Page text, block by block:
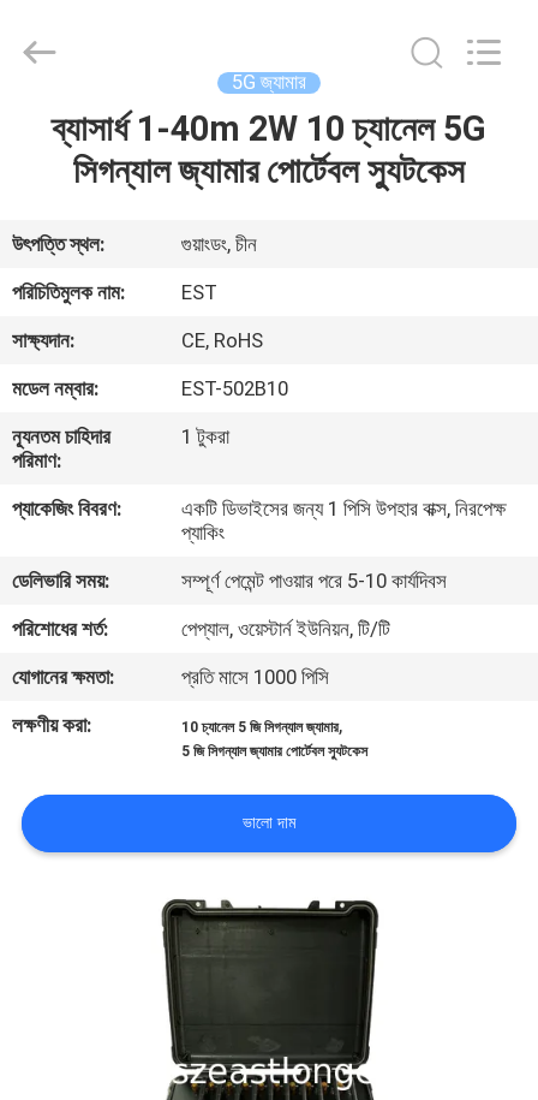
ভিডিও
আমাদের
সম্পর্কে
ভ্রমণ
মান
নিয়ন্ত্রণ
যোগাযোগ
খবর
ELECTRONICS(HK)
CO.,LTD.
5G জ্যামার
ব্যাসার্ধ 1-40m 2W 10 চ্যানেল 5G
সিগন্যাল জ্যামার পোর্টেবল স্যুটকেস
উৎপত্তি স্থল:
গুয়াংডং, চীন
পরিচিতিমুলক নাম:
EST
সাক্ষ্যদান:
CE, RoHS
মডেল নম্বার:
EST-502B10
ন্যূনতম চাহিদার
পরিমাণ:
1 টুকরা
প্যাকেজিং বিবরণ:
একটি ডিভাইসের জন্য 1 পিসি উপহার বাক্স, নিরপেক্ষ
প্যাকিং
ডেলিভারি সময়:
সম্পূর্ণ পেমেন্ট পাওয়ার পরে 5-10 কার্যদিবস
পরিশোধের শর্ত:
পেপ্যাল, ওয়েস্টার্ন ইউনিয়ন, টি/টি
যোগানের ক্ষমতা:
প্রতি মাসে 1000 পিসি
লক্ষণীয় করা:
10 চ্যানেল 5 জি সিগন্যাল জ্যামার,
5 জি সিগন্যাল জ্যামার পোর্টেবল স্যুটকেস
ভালো দাম